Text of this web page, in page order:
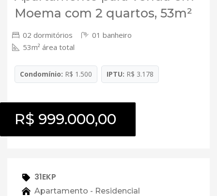
Moema com 2 quartos, 53m²
02 dormitórios
01 banheiro
53m² área total
Condomínio: R$ 1.500 IPTU: R$ 3.178
R$ 999.000,00
31EKP
Apartamento - Residencial